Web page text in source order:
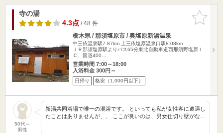
お気に入
りに追加
寺の湯
4.3点/ 48 件
栃木県 / 那須塩原市 / 奥塩原新湯温泉
中三依温泉駅7.87km
上三依塩原温泉口駅8.08km
ＪＲ那須塩原駅よりバス65分東北自動車道西那須野塩原Ｉ
Ｃ、国道400…
営業時間 7:00～18:00
入浴料金 300円～
日帰り 格安（1,000円以下）
50代～
男性
新湯共同浴場で唯一の混浴です。 といっても私が女性客に遭遇し
たことはありませんが、、 ここが良いのは、男女仕切り壁がな…